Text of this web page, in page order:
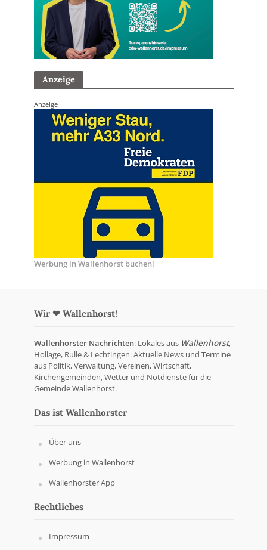
Anzeige
Anzeige
Werbung in Wallenhorst buchen!
Wir ❤ Wallenhorst!
Wallenhorster Nachrichten: Lokales aus Wallenhorst,
Hollage, Rulle & Lechtingen. Aktuelle News und Termine
aus Politik, Verwaltung, Vereinen, Wirtschaft,
Kirchengemeinden, Wetter und Notdienste für die
Gemeinde Wallenhorst.
Das ist Wallenhorster
Über uns
Werbung in Wallenhorst
Wallenhorster App
Rechtliches
Impressum